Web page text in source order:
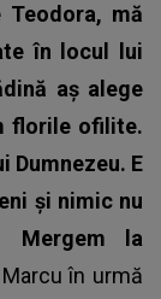
mă
în locul lui
aș alege
florile ofilite.
Dumnezeu. E
și nimic nu
Mergem la
în urmă